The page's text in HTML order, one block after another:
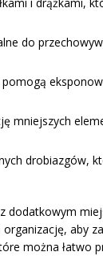
do
mniejszych
drobiazgów,
dodatkowym
aby
można łatwo